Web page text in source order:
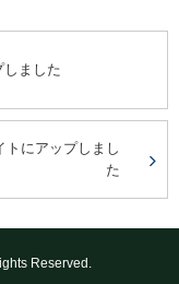
ました
トにアップしまし
た
Reserved.